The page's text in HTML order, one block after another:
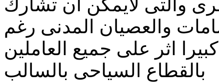
والتى لايمكن ان تشارك
والعصيان المدنى رغم
اثر على جميع العاملين
بالقطاع السياحى بالسالب